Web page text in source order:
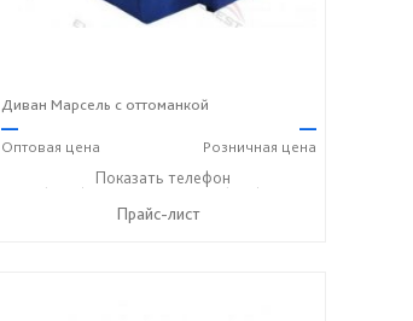
Диван Марсель с оттоманкой
—
Оптовая цена
—
Розничная цена
+7 (3812) 90-27-89 ☎+7 (800) 600-72-93
Показать телефон
Прайс-лист